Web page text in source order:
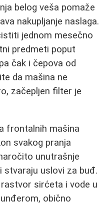
belog veša pomaže
nakupljanje naslaga.
jednom mesečno
predmeti poput
čak i čepova od
da mašina ne
začepljen filter je
frontalnih mašina
svakog pranja
unutrašnje
stvaraju uslovi za buđ.
sirćeta i vode u
obično